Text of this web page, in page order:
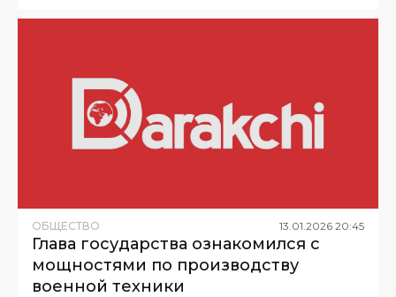
ОБЩЕСТВО 13 01 2026 20:45
Глава государства ознакомился с
мощностями по производству
военной техники